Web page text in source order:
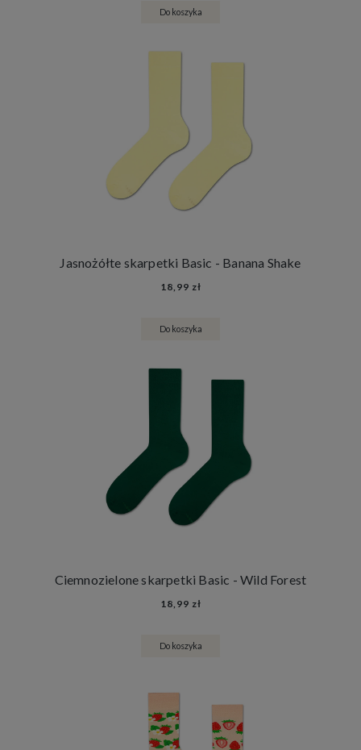
Do koszyka
Jasnożółte skarpetki Basic - Banana Shake
18,99 zł
Do koszyka
Ciemnozielone skarpetki Basic - Wild Forest
18,99 zł
Do koszyka